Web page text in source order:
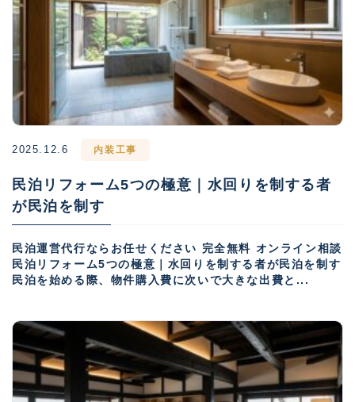
2025.12.6 内装工事
民泊リフォーム5つの極意｜水回りを制する者
が民泊を制す
民泊運営代行ならお任せください 完全無料 オンライン相談
民泊リフォーム5つの極意｜水回りを制する者が民泊を制す
民泊を始める際、物件購入費に次いで大きな出費と...